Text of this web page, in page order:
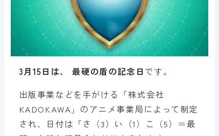
3月15日は、 最硬の盾の記念日 です。
出版事業などを手がける「株式会社
KADOKAWA」のアニメ事業局によって制定
され、日付は「さ（3）い（1）こ（5）＝最